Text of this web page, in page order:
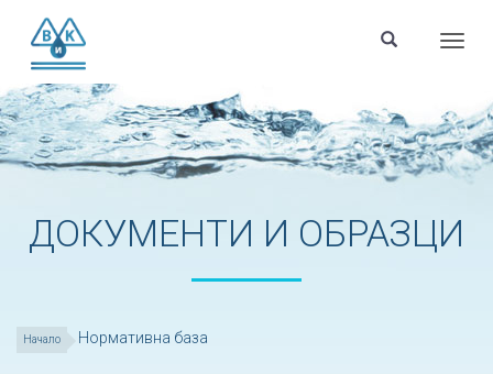
Menu
ДОКУМЕНТИ И ОБРАЗЦИ
Начало Нормативна база